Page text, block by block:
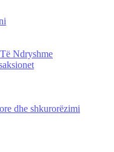
Ndryshme
dhe shkurorëzimi